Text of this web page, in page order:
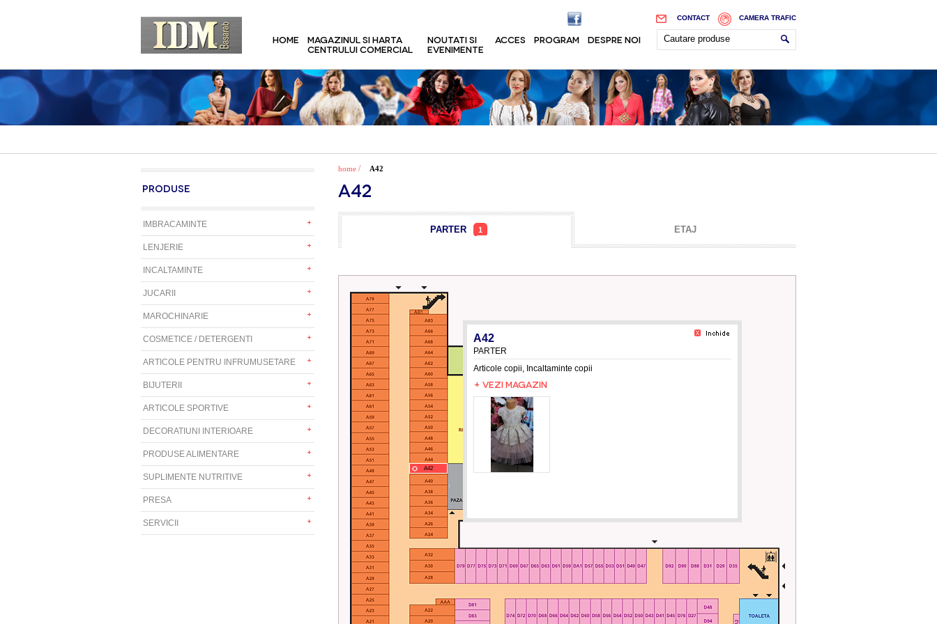
CAMERA TRAFIC
CONTACT
HOME
MAGAZINUL SI HARTA
CENTRULUI COMERCIAL
NOUTATI SI
EVENIMENTE
ACCES PROGRAM DESPRE NOI
PRODUSE
IMBRACAMINTE
LENJERIE
INCALTAMINTE
JUCARII
MAROCHINARIE
COSMETICE / DETERGENTI
ARTICOLE PENTRU INFRUMUSETARE
BIJUTERII
ARTICOLE SPORTIVE
DECORATIUNI INTERIOARE
PRODUSE ALIMENTARE
SUPLIMENTE NUTRITIVE
PRESA
SERVICII
home / A42
A42
PARTER 1 ETAJ
A42
A42
PARTER
Articole copii, Incaltaminte copii
+ VEZI MAGAZIN